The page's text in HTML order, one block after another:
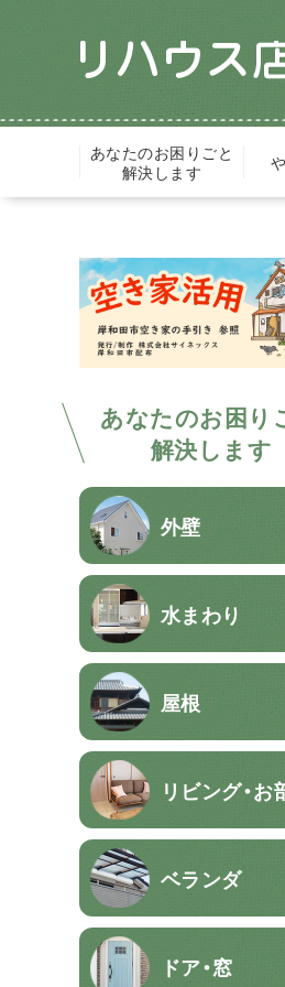
あなたのお困りごと
解決します
あなたのお困り
解決します
外壁
水まわり
屋根
リビング・お
ベランダ
ドア・窓